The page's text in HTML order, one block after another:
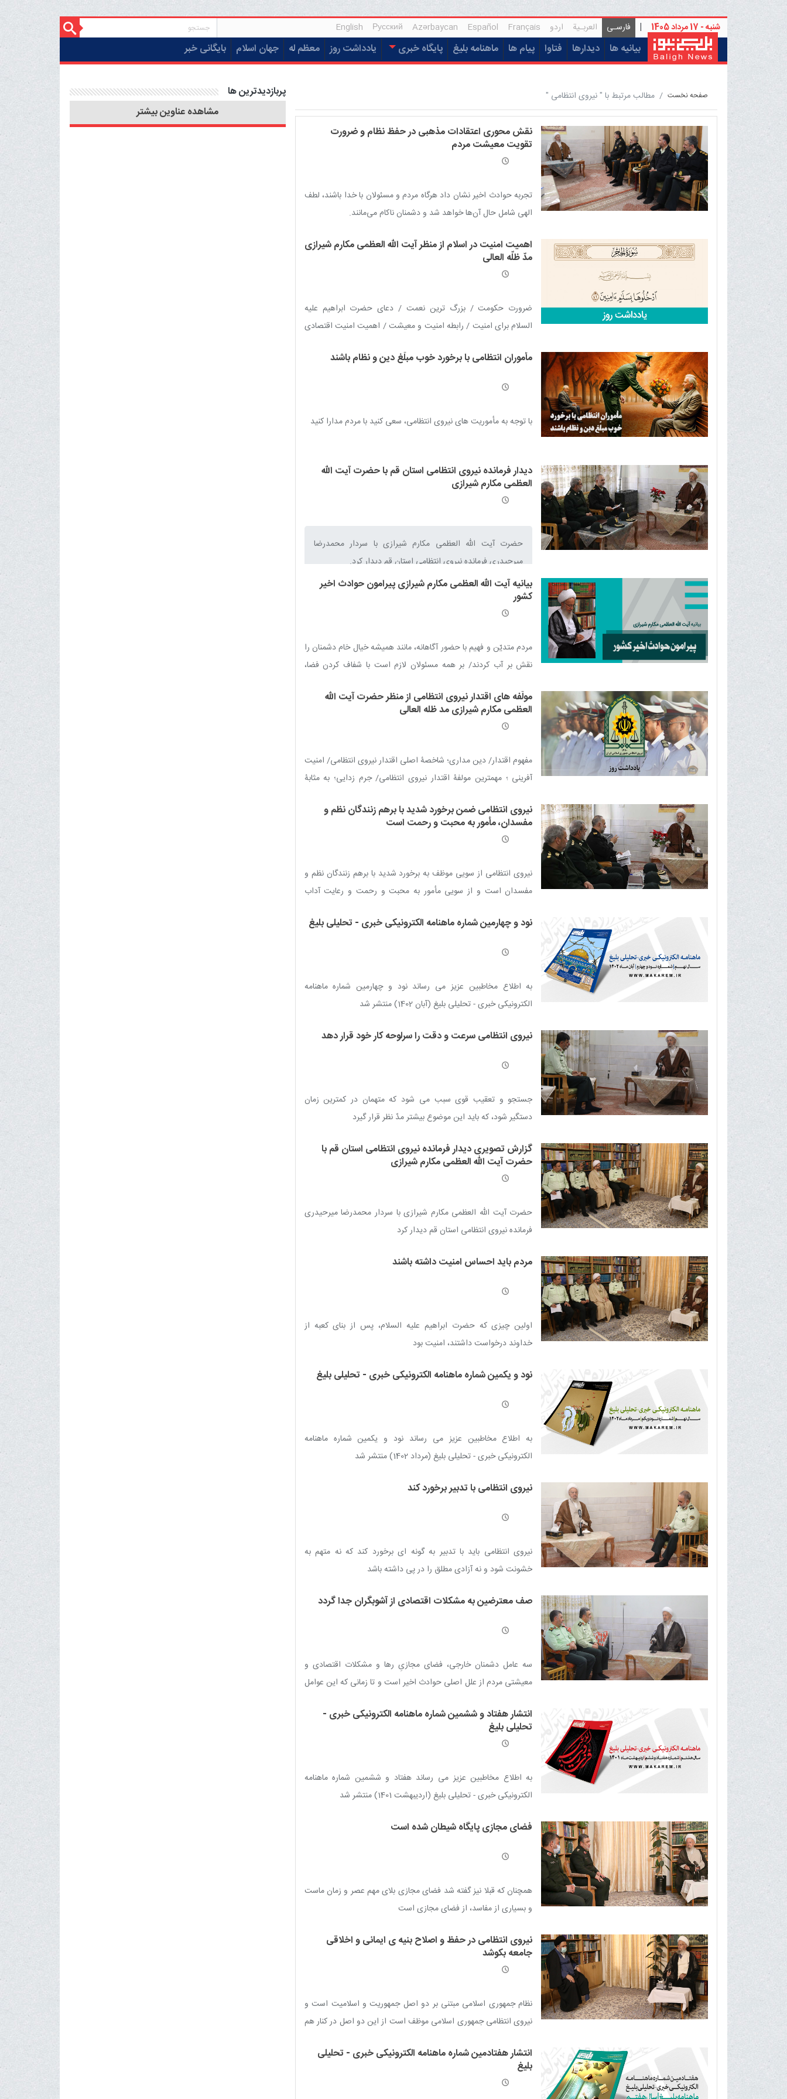
شنبه - 17 مرداد 1405 | فارسـی العربـیة اردو Français
Español
Azərbaycan
Русский
English
بیانیه ها دیدارها فتاوا پیام ها ماهنامه بلیغ پایگاه خبری یادداشت روز معظم له جهان اسلام بایگانی خبر
صفحه نخست مطالب مرتبط با " نیروی انتظامی "
نقش محوری اعتقادات مذهبی در حفظ نظام و ضرورت
تقویت معیشت مردم
تجربه حوادث اخیر نشان داد هرگاه مردم و مسئولان با خدا باشند، لطف
الهی شامل حال آن‌ها خواهد شد و دشمنان ناکام می‌مانند.
اهمیت امنیت در اسلام از منظر آیت الله العظمی مکارم شیرازی
مدّ ظلّه العالی
ضرورت حکومت / بزرگ ترین نعمت / دعای حضرت ابراهیم علیه
السلام برای امنیت / رابطه امنیت و معیشت / اهمیت امنیت اقتصادی
حدود و تحکیم امنیت / صیانت از امنیت روانی و فکری / ناامنی و
مأموران انتظامی با برخورد خوب مبلّغ دین و نظام باشند
با توجه به مأموریت های نیروی انتظامی، سعی کنید با مردم مدارا کنید
دیدار فرمانده نیروی انتظامی استان قم با حضرت آیت الله
العظمی مکارم شیرازی
حضرت آیت الله العظمی مکارم شیرازی با سردار محمدرضا
میرحیدری فرمانده نیروی انتظامی استان قم دیدار کرد.
بیانیه آیت الله العظمی مکارم شیرازی پیرامون حوادث اخیر
کشور
مردم متدیّن و فهیم با حضور آگاهانه، مانند همیشه خیال خام دشمنان را
نقش بر آب کردند/بر همه مسئولان لازم است با شفاف کردن فضا،
کاستی‌ها، فرصت را از دروغگویان و کینه‌توزان بگیرند
مولّفه های اقتدار نیروی انتظامی از منظر حضرت آیت الله
العظمی مکارم شیرازی مد ظله العالی
مفهوم اقتدار/ دین مداری؛ شاخصۀ اصلی اقتدار نیروی انتظامی/ امنیت
آفرینی ؛ مهمترین مولفۀ اقتدار نیروی انتظامی/ جرم زدایی؛ به مثابۀ
اجتماعي؛ رویکرد اقتدارآفرین نیروی انتظامی/ اقتدار پلیس؛ مرهون
اجرای فریضۀ امر به معروف و نهی از منکر/ پیشرفت و اقتدار نیروی
نیروی انتظامی ضمن برخورد شدید با برهم زنندگان نظم و
مفسدان، مأمور به محبت و رحمت است
نیروی انتظامی از سویی موظف به برخورد شدید با برهم زنندگان نظم و
مفسدان است و از سویی مأمور به محبت و رحمت و رعایت آداب
نود و چهارمین شماره ماهنامه الکترونیکی خبری - تحلیلی بلیغ
به اطلاع مخاطبین عزیز می رساند نود و چهارمین شماره ماهنامه
الکترونیکی خبری - تحلیلی بلیغ (آبان 1402) منتشر شد
نیروی انتظامی سرعت و دقت را سرلوحه کار خود قرار دهد
جستجو و تعقیب قوی سبب می شود که متهمان در کمترین زمان
دستگیر شود، که باید این موضوع بیشتر مدّ نظر قرار گیرد
گزارش تصویری دیدار فرمانده نیروی انتظامی استان قم با
حضرت آیت الله العظمی مکارم شیرازی
حضرت آیت الله العظمی مکارم شیرازی با سردار محمدرضا میرحیدری
فرمانده نیروی انتظامی استان قم دیدار کرد
مردم باید احساس امنیت داشته باشند
اولین چیزی که حضرت ابراهیم علیه السلام، پس از بنای کعبه از
خداوند درخواست داشتند، امنیت بود
نود و یکمین شماره ماهنامه الکترونیکی خبری - تحلیلی بلیغ
به اطلاع مخاطبین عزیز می رساند نود و یکمین شماره ماهنامه
الکترونیکی خبری - تحلیلی بلیغ (مرداد 1402) منتشر شد
نیروی انتظامی با تدبیر برخورد کند
نیروی انتظامی باید با تدبیر به گونه ای برخورد کند که نه متهم به
خشونت شود و نه آزادی مطلق را در پی داشته باشد
صف معترضین به مشکلات اقتصادی از آشوبگران جدا گردد
سه عامل دشمنان خارجی، فضای مجازیِ رها و مشکلات اقتصادی و
معیشتی مردم از علل اصلی حوادث اخیر است و تا زمانی که این عوامل
انتشار هفتاد و ششمین شماره ماهنامه الکترونیکی خبری -
تحلیلی بلیغ
به اطلاع مخاطبین عزیز می رساند هفتاد و ششمین شماره ماهنامه
الکترونیکی خبری - تحلیلی بلیغ (اردیبهشت 1401) منتشر شد
فضای مجازی پایگاه شیطان شده است
همچنان که قبلا نیز گفته شد فضای مجازی بلای مهم عصر و زمان ماست
و بسیاری از مفاسد، از فضای مجازی است
نیروی انتظامی در حفظ و اصلاح بنیه ی ایمانی و اخلاقی
جامعه بکوشد
نظام جمهوری اسلامی مبتنی بر دو اصل جمهوریت و اسلامیت است و
نیروی انتظامی جمهوری اسلامی موظف است از این دو اصل در کنار هم
انتشار هفتادمین شماره ماهنامه الکترونیکی خبری - تحلیلی
بلیغ
پربازدیدترین ها
مشاهده عناوین بیشتر